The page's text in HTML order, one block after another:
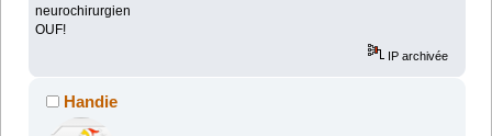
neurochirurgien
OUF!
IP archivée
Handie